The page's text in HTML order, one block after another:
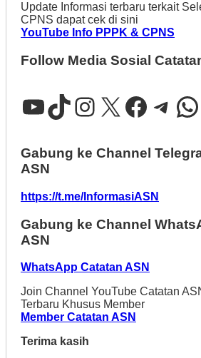
Update Informasi terbaru terkait
CPNS dapat cek di sini
YouTube Info PPPK & CPNS
Follow Media Sosial
YouTube
TikTok
Instagram
X
Gabung ke Channel
ASN
https://t.me/InformasiASN
Gabung ke Channel
ASN
WhatsApp Catatan ASN
Join Channel YouTube Catatan
Terbaru Khusus Member
Member Catatan ASN
Terima kasih